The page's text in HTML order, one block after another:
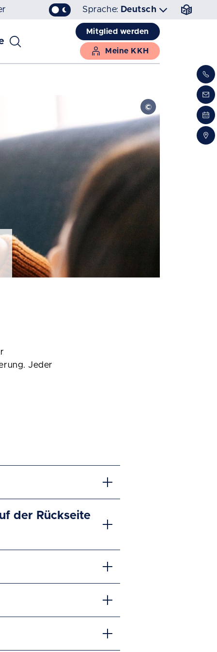
Sprache: Deutsch
Mitglied werden
Meine KKH
Jeder
der Rückseite